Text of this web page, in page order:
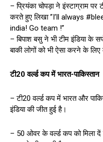
– प्रियंका चोपड़ा ने इंस्टाग्राम पर
करते हुए लिखा ”I’ll always
india! Go team !”
– बिपाश बसु ने भी टीम इंडिया के
बाकी लोगों को भी ऐसा करने के लिए
टी20वर्ल्ड कप में भारत-पाकिस्तान
– टी20 वर्ल्ड कप में भारत और
इंडिया की जीत हुई है।
– 50 ओवर के वर्ल्ड कप को मिला